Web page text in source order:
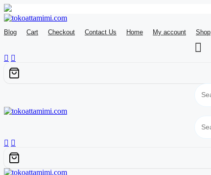
Skip
content
Blog Cart Checkout Contact Us Home My account Shop